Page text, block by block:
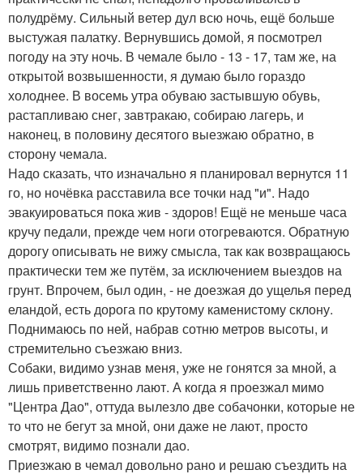
полудрёму. Сильный ветер дул всю ночь, ещё больше
выстужая палатку. Вернувшись домой, я посмотрел
погоду на эту ночь. В чемале было - 13 - 17, там же, на
открытой возвышенности, я думаю было гораздо
холоднее. В восемь утра обуваю застывшую обувь,
растапливаю снег, завтракаю, собираю лагерь, и
наконец, в половину десятого выезжаю обратно, в
сторону чемала.
Надо сказать, что изначально я планировал вернутся 11
го, но ночёвка расставила все точки над "и". Надо
эвакуироваться пока жив - здоров! Ещё не меньше часа
кручу педали, прежде чем ноги отогреваются. Обратную
дорогу описывать не вижу смысла, так как возвращаюсь
практически тем же путём, за исключением выездов на
грунт. Впрочем, был один, - не доезжая до ущелья перед
еландой, есть дорога по крутому каменистому склону.
Поднимаюсь по ней, набрав сотню метров высоты, и
стремительно съезжаю вниз.
Собаки, видимо узнав меня, уже не гонятся за мной, а
лишь приветственно лают. А когда я проезжал мимо
"Центра Дао", оттуда вылезло две собачонки, которые не
то что не бегут за мной, они даже не лают, просто
смотрят, видимо познали дао.
Приезжаю в чемал довольно рано и решаю съездить на